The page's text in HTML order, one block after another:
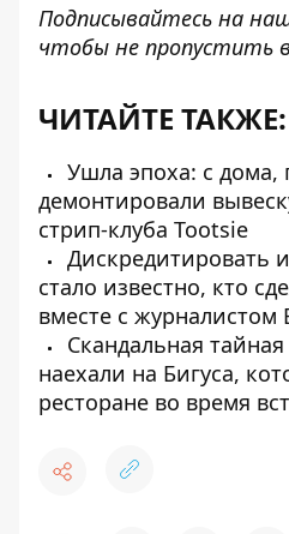
Подписывайтесь на
чтобы не пропустить
ЧИТАЙТЕ ТАКЖЕ:
Ушла эпоха: с дома,
демонтировали
стрип-клуба Tootsie
Дискредитировать
стало известно, кто
вместе с журналистом
Скандальная
наехали на Бигуса,
ресторане во время